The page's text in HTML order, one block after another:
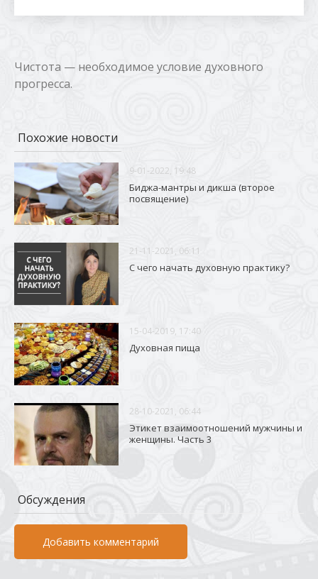
Чистота — необходимое условие духовного
прогресса.
Похожие новости
9-01-2022, 19:48
Биджа-мантры и дикша (второе
посвящение)
21-11-2021, 06:11
С чего начать духовную практику?
15-04-2019, 17:40
Духовная пища
28-10-2021, 06:44
Этикет взаимоотношений мужчины и
женщины. Часть 3
Обсуждения
Добавить комментарий